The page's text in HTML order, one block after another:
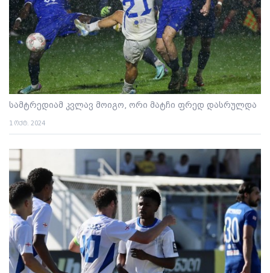
სამტრედიამ კვლავ მოიგო, ორი მატჩი ფრედ დასრულდა
1 ოქტ. 2024